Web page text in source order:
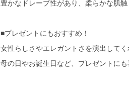
豊かなドレープ性があり、柔らかな肌触
■プレゼントにもおすすめ！
女性らしさやエレガントさを演出して
母の日やお誕生日など、プレゼントにも